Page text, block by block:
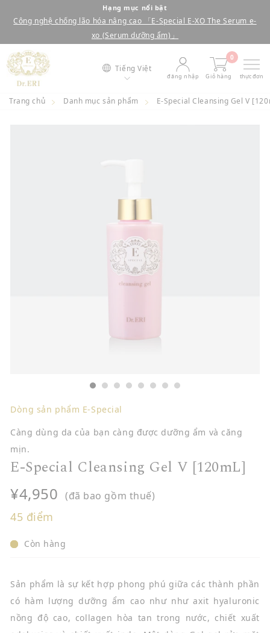
qua
nội
dung
dừng
trình
Hạng mục nổi bật
Công nghệ chống lão hóa nâng cao 「E-Special E-XO The Serum e-
xo (Serum dưỡng ẩm)」
Tiếng Việt
đăng nhập Giỏ hàng
0
thực đơn
Trang chủ Danh mục sản phẩm E-Special Cleansing Gel V
Dòng sản phẩm E-Special
Càng dùng da của bạn càng được dưỡng ẩm và căng
mịn.
E-Special Cleansing Gel V [120mL]
¥4,950 (đã bao gồm thuế)
45 điểm
Còn hàng
Sản phẩm là sự kết hợp phong phú giữa các thành phần
có hàm lượng dưỡng ẩm cao như như axit hyaluronic
nồng độ cao, collagen hòa tan trong nước, chiết xuất